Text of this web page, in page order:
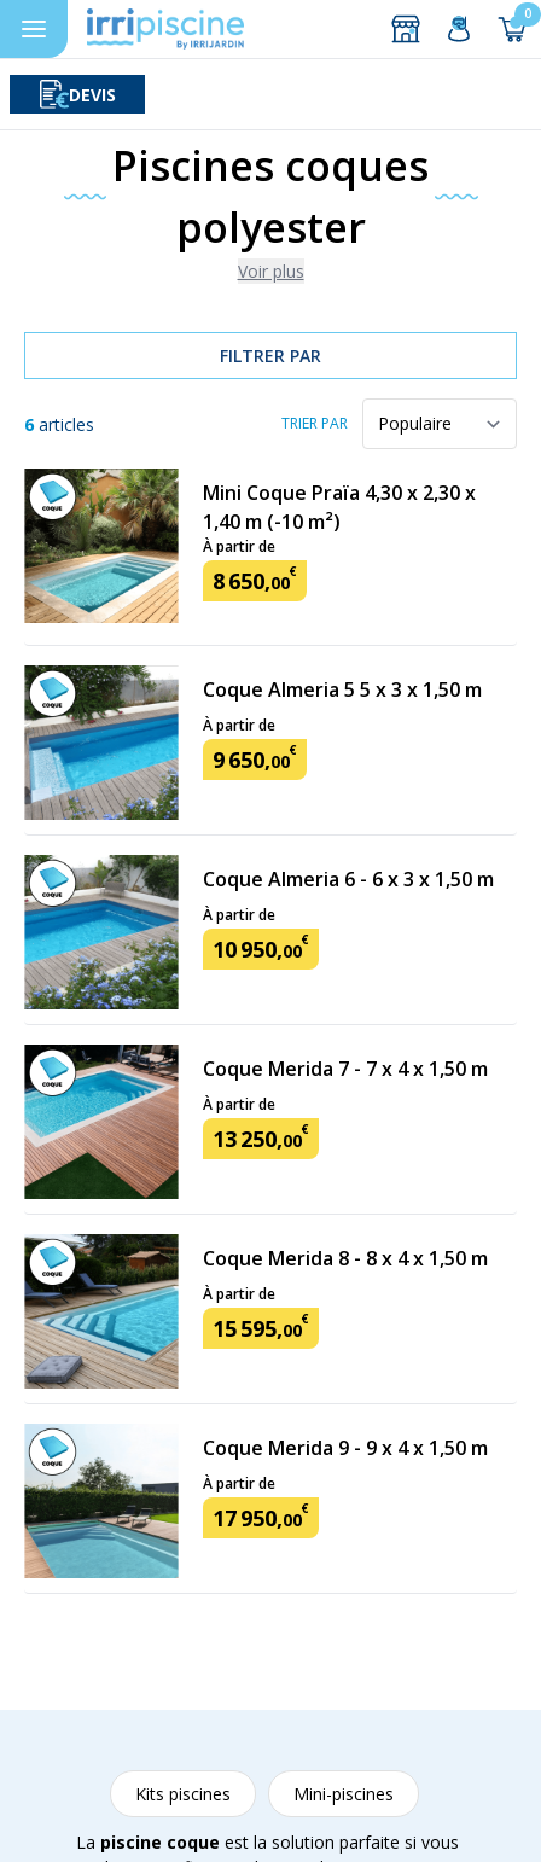
0
DEVIS
Piscines coques
polyester
Voir plus
FILTRER PAR
TRIER PAR
6articles
Mini Coque Praïa 4,30 x 2,30 x
1,40 m (-10 m²)
À partir de
8650,00€
Coque Almeria 5 5 x 3 x 1,50 m
À partir de
9650,00€
Coque Almeria 6 - 6 x 3 x 1,50 m
À partir de
10950,00€
Coque Merida 7 - 7 x 4 x 1,50 m
À partir de
13250,00€
Coque Merida 8 - 8 x 4 x 1,50 m
À partir de
15595,00€
Coque Merida 9 - 9 x 4 x 1,50 m
À partir de
17950,00€
Kits piscines Mini-piscines
La piscine coque est la solution parfaite si vous